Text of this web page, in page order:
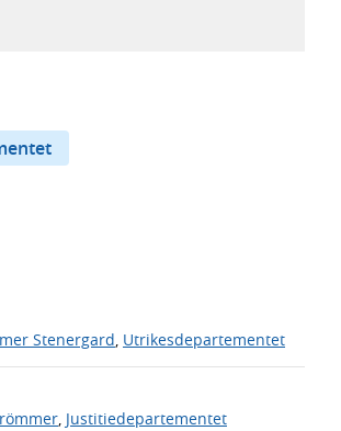
Stenergard Utrikesdepartementet
, Justitiedepartementet